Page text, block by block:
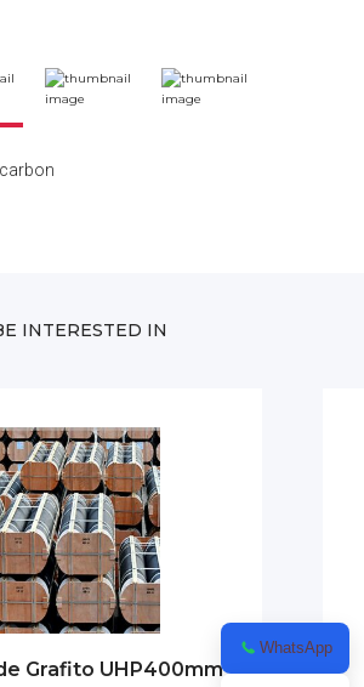
INTERESTED IN
Grafito UHP400mm
WhatsApp